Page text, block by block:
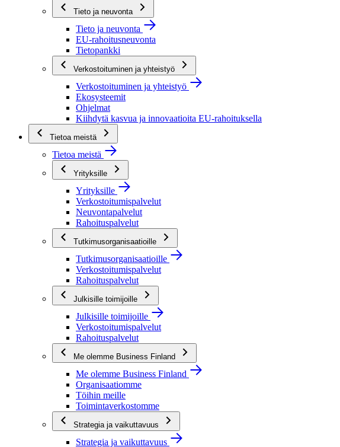
Tieto ja neuvonta
Tieto ja neuvonta
EU-rahoitusneuvonta
Tietopankki
Verkostoituminen ja yhteistyö
Verkostoituminen ja yhteistyö
Ekosysteemit
Ohjelmat
Kiihdytä kasvua ja innovaatioita EU-rahoituksella
Tietoa meistä
Tietoa meistä
Yrityksille
Yrityksille
Verkostoitumispalvelut
Neuvontapalvelut
Rahoituspalvelut
Tutkimusorganisaatioille
Tutkimusorganisaatioille
Verkostoitumispalvelut
Rahoituspalvelut
Julkisille toimijoille
Julkisille toimijoille
Verkostoitumispalvelut
Rahoituspalvelut
Me olemme Business Finland
Me olemme Business Finland
Organisaatiomme
Töihin meille
Toimintaverkostomme
Strategia ja vaikuttavuus
Strategia ja vaikuttavuus